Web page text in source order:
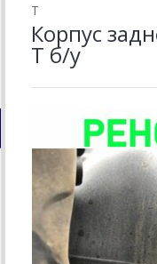
T
Корпус
T б/у